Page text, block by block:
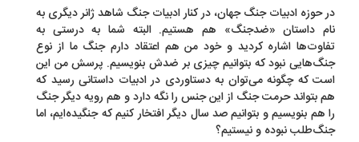
حوزه ادبیات جنگ جهان، در کنار ادبیات جنگ شاهد ژانر دیگری به
داستان «ضدجنگ‌» هم هستیم. البته شما به درستی به
اشاره کردید و خود من هم اعتقاد دارم جنگ‌ ما از نوع
نبود که بتوانیم چیزی بر ضدش بنویسیم. پرسش من این
که چگونه می‌توان به دستاوردی در ادبیات داستانی رسید که
بتواند حرمت جنگ از این جنس را نگه‌ دارد و هم رویه دیگر جنگ
هم بنویسیم و بتوانیم صد سال دیگر افتخار کنیم که جنگیده‌ایم، اما
نبوده ‌و نیستیم؟